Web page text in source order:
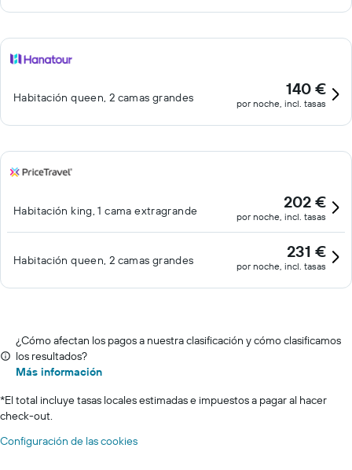
Habitación queen, 2 camas grandes 140 €
por noche, incl. tasas
Habitación king, 1 cama extragrande 202 €
por noche, incl. tasas
Habitación queen, 2 camas grandes 231 €
por noche, incl. tasas
¿Cómo afectan los pagos a nuestra clasificación y cómo clasificamos
los resultados?
Más información
*El total incluye tasas locales estimadas e impuestos a pagar al hacer
check-out.
Configuración de las cookies